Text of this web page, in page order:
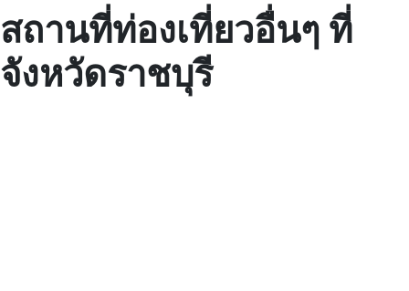
สถานที่ท่องเที่ยวอื่นๆ ที่
จังหวัดราชบุรี